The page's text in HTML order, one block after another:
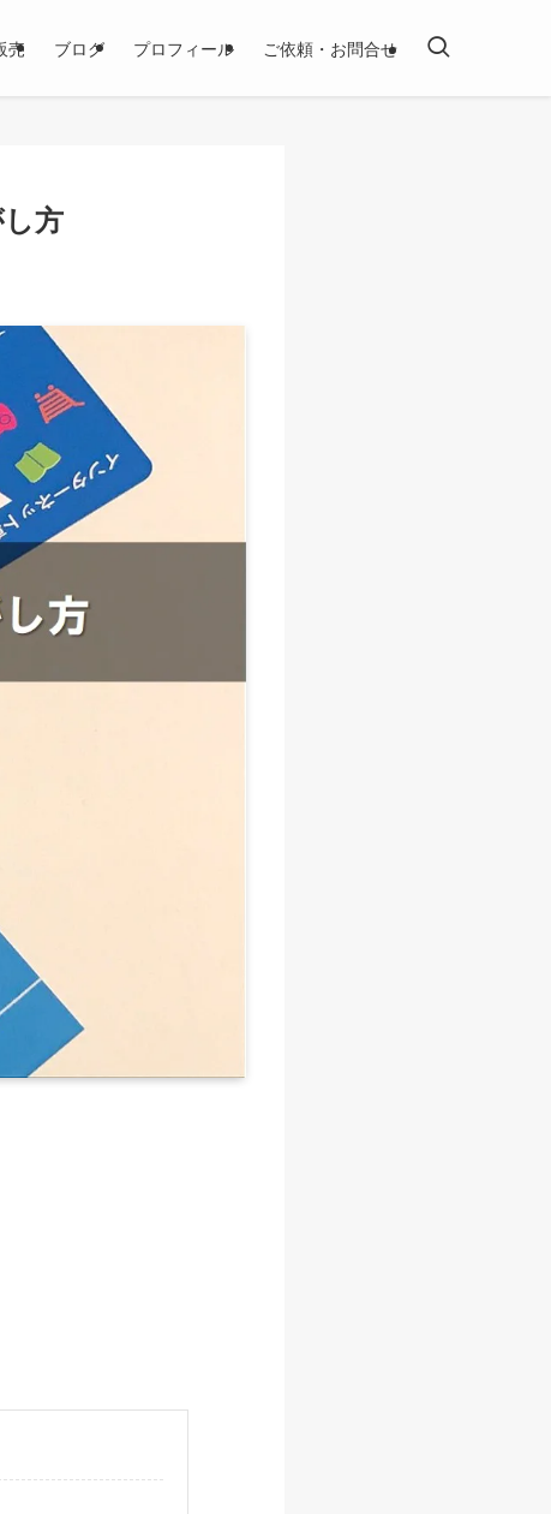
売 ブログ プロフィール ご依頼・お問合せ
方